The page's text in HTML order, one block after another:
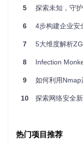
标准化：基于
高效验证：POCs
社区驱动：虽然不
具，无论你是安全专
安全挑战。立即加入
5 探索未知，守护安
6 4步构建企业安全
7 5大维度解析
8 Infection
9 如何利用Nmap进行网络
10 探索网络安全
热门项目推荐